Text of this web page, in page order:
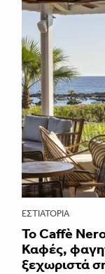
ΕΣΤΙΑΤΌΡΙΑ
Το Caffè
Καφές,
ξεχωριστά